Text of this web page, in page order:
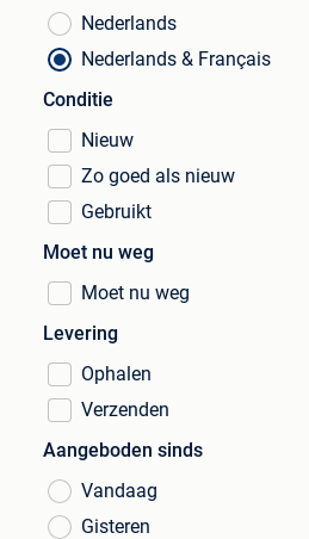
Nederlands
Nederlands & Français
Conditie
Nieuw
Zo goed als nieuw
Gebruikt
Moet nu weg
Moet nu weg
Levering
Ophalen
Verzenden
Aangeboden sinds
Vandaag
Gisteren